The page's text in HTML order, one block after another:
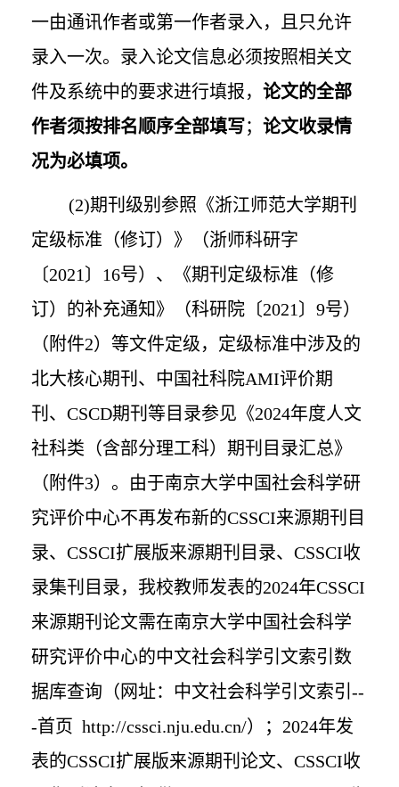
一由通讯作者或第一作者录入，且只允许
录入一次。录入论文信息必须按照相关文
件及系统中的要求进行填报， 论文的全部
作者须按排名顺序全部填写； 论文收录情
况为必填项。
(2)期刊级别参照《浙江师范大学期刊
定级标准（修订）》（浙师科研字
〔2021 〕 16号）、《期刊定级标准（修
订）的补充通知》（科研院〔2021 〕 9号）
（附件2）等文件定级，定级标准中涉及的
北大核心期刊、中国社科院AMI评价期
刊、 CSCD期刊等目录参见《2024年度人文
社科类（含部分理工科）期刊目录汇总》
（附件3）。由于南京大学中国社会科学研
究评价中心不再发布新的CSSCI来源期刊目
录、 CSSCI扩展版来源期刊目录、 CSSCI收
录集刊目录，我校教师发表的2024年CSSCI
来源期刊论文需在南京大学中国社会科学
研究评价中心的中文社会科学引文索引数
据库查询（网址：中文社会科学引文索引 --
-首页 http://cssci.nju.edu.cn/）； 2024年发
表的CSSCI扩展版来源期刊论文、 CSSCI收